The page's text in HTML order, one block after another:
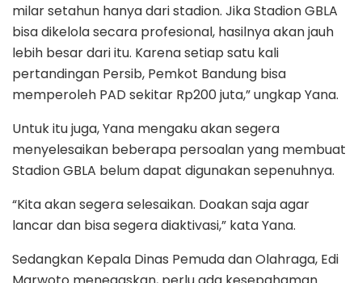
milar setahun hanya dari stadion. Jika Stadion GBLA
bisa dikelola secara profesional, hasilnya akan jauh
lebih besar dari itu. Karena setiap satu kali
pertandingan Persib, Pemkot Bandung bisa
memperoleh PAD sekitar Rp200 juta,” ungkap Yana.
Untuk itu juga, Yana mengaku akan segera
menyelesaikan beberapa persoalan yang membuat
Stadion GBLA belum dapat digunakan sepenuhnya.
“Kita akan segera selesaikan. Doakan saja agar
lancar dan bisa segera diaktivasi,” kata Yana.
Sedangkan Kepala Dinas Pemuda dan Olahraga, Edi